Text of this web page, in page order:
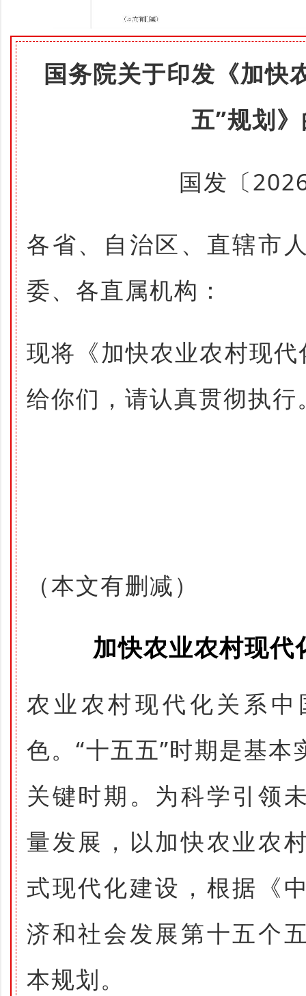
国务院关于印发《加快
五”规划
国发〔
各省、自治区、直辖市
委、各直属机构：
现将《加快农业农村现
给你们，请认真贯彻执行
（本文有删减）
加快农业农村现代
农业农村现代化关系
色。“十五五”时期是基
关键时期。为科学引领
量发展，以加快农业农
式现代化建设，根据《
济和社会发展第十五个
本规划。